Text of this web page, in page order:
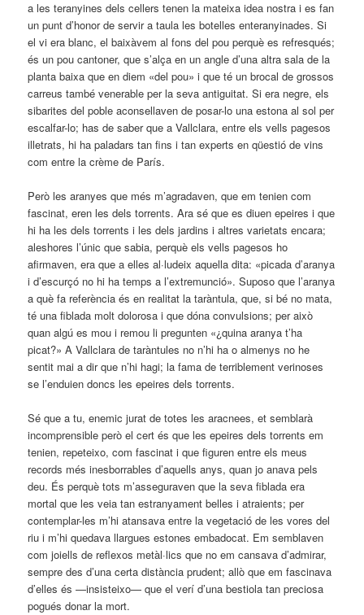
a les teranyines dels cellers tenen la mateixa idea nostra i es fan
un punt d’honor de servir a taula les botelles enteranyinades. Si
el vi era blanc, el baixàvem al fons del pou perquè es refresqués;
és un pou cantoner, que s’alça en un angle d’una altra sala de la
planta baixa que en diem «del pou» i que té un brocal de grossos
carreus també venerable per la seva antiguitat. Si era negre, els
sibarites del poble aconsellaven de posar-lo una estona al sol per
escalfar-lo; has de saber que a Vallclara, entre els vells pagesos
illetrats, hi ha paladars tan fins i tan experts en qüestió de vins
com entre la crème de París.
Però les aranyes que més m’agradaven, que em tenien com
fascinat, eren les dels torrents. Ara sé que es diuen epeires i que
hi ha les dels torrents i les dels jardins i altres varietats encara;
aleshores l’únic que sabia, perquè els vells pagesos ho
afirmaven, era que a elles al·ludeix aquella dita: «picada d’aranya
i d’escurçó no hi ha temps a l’extremunció». Suposo que l’aranya
a què fa referència és en realitat la taràntula, que, si bé no mata,
té una fiblada molt dolorosa i que dóna convulsions; per això
quan algú es mou i remou li pregunten «¿quina aranya t’ha
picat?» A Vallclara de taràntules no n’hi ha o almenys no he
sentit mai a dir que n’hi hagi; la fama de terriblement verinoses
se l’enduien doncs les epeires dels torrents.
Sé que a tu, enemic jurat de totes les aracnees, et semblarà
incomprensible però el cert és que les epeires dels torrents em
tenien, repeteixo, com fascinat i que figuren entre els meus
records més inesborrables d’aquells anys, quan jo anava pels
deu. És perquè tots m’asseguraven que la seva fiblada era
mortal que les veia tan estranyament belles i atraients; per
contemplar-les m’hi atansava entre la vegetació de les vores del
riu i m’hi quedava llargues estones embadocat. Em semblaven
com joiells de reflexos metàl·lics que no em cansava d’admirar,
sempre des d’una certa distància prudent; allò que em fascinava
d’elles és —insisteixo— que el verí d’una bestiola tan preciosa
pogués donar la mort.